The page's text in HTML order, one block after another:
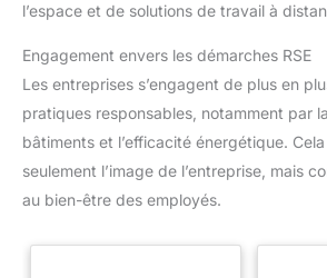
l’espace et de solutions de travail à
Engagement envers les démarches RSE
Les entreprises s’engagent de plus en
pratiques responsables, notamment par
bâtiments et l’efficacité énergétique.
seulement l’image de l’entreprise, mais
au bien-être des employés.